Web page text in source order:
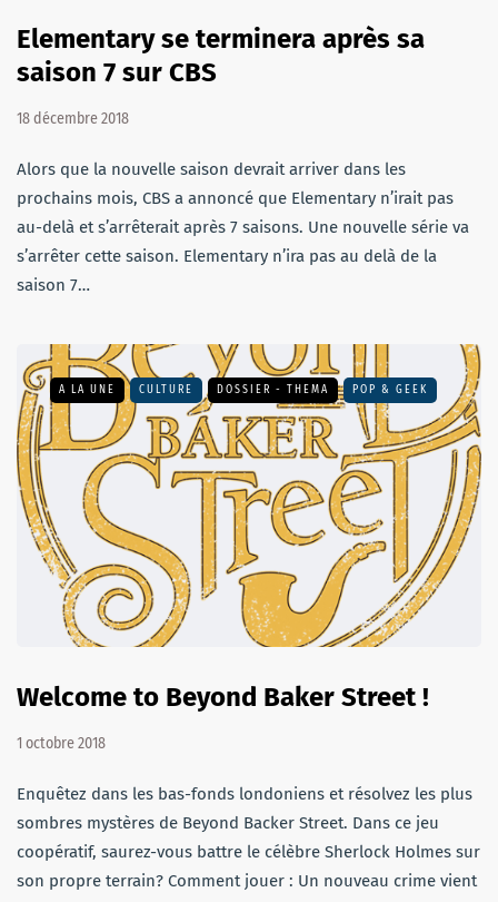
Elementary se terminera après sa
saison 7 sur CBS
18 décembre 2018
Alors que la nouvelle saison devrait arriver dans les
prochains mois, CBS a annoncé que Elementary n’irait pas
au-delà et s’arrêterait après 7 saisons. Une nouvelle série va
s’arrêter cette saison. Elementary n’ira pas au delà de la
saison 7…
A LA UNE CULTURE DOSSIER - THEMA POP & GEEK
Welcome to Beyond Baker Street !
1 octobre 2018
Enquêtez dans les bas-fonds londoniens et résolvez les plus
sombres mystères de Beyond Backer Street. Dans ce jeu
coopératif, saurez-vous battre le célèbre Sherlock Holmes sur
son propre terrain? Comment jouer : Un nouveau crime vient